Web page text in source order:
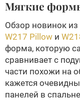
Мягкие
Обзор новинок
W217 Pillow и
форма, которую
сравнивает с
части похожи на
кажется
панелей в